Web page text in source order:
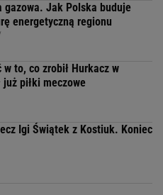
gazowa. Jak Polska buduje
energetyczną regionu
w to, co zrobił Hurkacz w
już piłki meczowe
Igi Świątek z Kostiuk. Koniec